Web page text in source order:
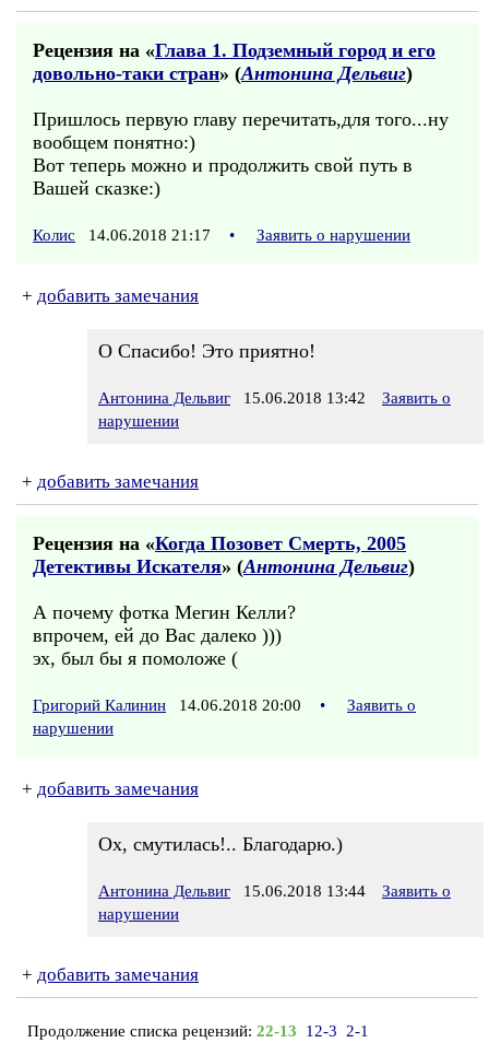
Рецензия на «Глава 1. Подземный город и его
довольно-таки стран» (Антонина Дельвиг)
Пришлось первую главу перечитать,для того...ну
вообщем понятно:)
Вот теперь можно и продолжить свой путь в
Вашей сказке:)
Колис 14.06.2018 21:17 • Заявить о нарушении
+ добавить замечания
О Спасибо! Это приятно!
Антонина Дельвиг 15.06.2018 13:42
Заявить о
нарушении
+ добавить замечания
Рецензия на «Когда Позовет Смерть, 2005
Детективы Искателя» (Антонина Дельвиг)
А почему фотка Мегин Келли?
впрочем, ей до Вас далеко )))
эх, был бы я помоложе (
Григорий Калинин 14.06.2018 20:00 •
Заявить о
нарушении
+ добавить замечания
Ох, смутилась!.. Благодарю.)
Антонина Дельвиг 15.06.2018 13:44
Заявить о
нарушении
+ добавить замечания
Продолжение списка рецензий: 22-13 12-3 2-1